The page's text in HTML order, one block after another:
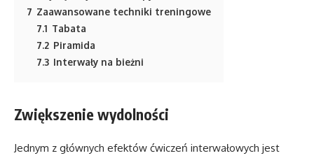
7 Zaawansowane techniki treningowe
7.1 Tabata
7.2 Piramida
7.3 Interwały na bieżni
Zwiększenie wydolności
Jednym z głównych efektów ćwiczeń interwałowych jest